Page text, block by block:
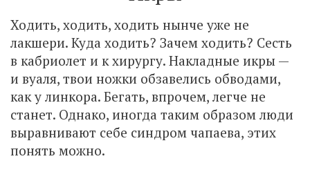
Ходить, ходить, ходить нынче уже не
лакшери. Куда ходить? Зачем ходить? Сесть
в кабриолет и к хирургу. Накладные икры —
и вуаля, твои ножки обзавелись обводами,
как у линкора. Бегать, впрочем, легче не
станет. Однако, иногда таким образом люди
выравнивают себе синдром чапаева, этих
понять можно.